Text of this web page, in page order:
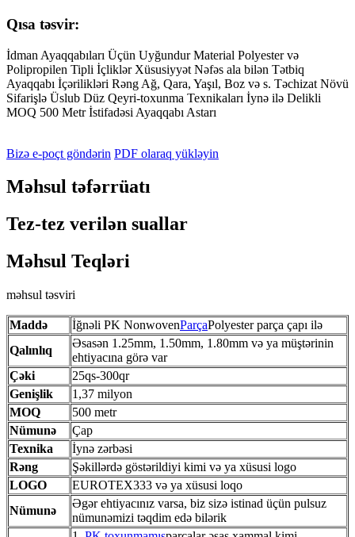
Qısa təsvir:
İdman Ayaqqabıları Üçün Uyğundur Material Polyester və
Polipropilen Tipli İçliklər Xüsusiyyət Nəfəs ala bilən Tətbiq
Ayaqqabı İçərilikləri Rəng Ağ, Qara, Yaşıl, Boz və s. Təchizat Növü
Sifarişlə Üslub Düz Qeyri-toxunma Texnikaları İynə ilə Delikli
MOQ 500 Metr İstifadəsi Ayaqqabı Astarı
Bizə e-poçt göndərin PDF olaraq yükləyin
Məhsul təfərrüatı
Tez-tez verilən suallar
Məhsul Teqləri
məhsul təsviri
Maddə İğnəli PK NonwovenParçaPolyester parça çapı ilə
Qalınlıq
Əsasən 1.25mm, 1.50mm, 1.80mm və ya müştərinin
ehtiyacına görə var
Çəki
25qs-300qr
Genişlik
1,37 milyon
MOQ
500 metr
Nümunə
Çap
Texnika
İynə zərbəsi
Rəng
Şəkillərdə göstərildiyi kimi və ya xüsusi logo
LOGO
EUROTEX333 və ya xüsusi loqo
Nümunə
Əgər ehtiyacınız varsa, biz sizə istinad üçün pulsuz
nümunəmizi təqdim edə bilərik